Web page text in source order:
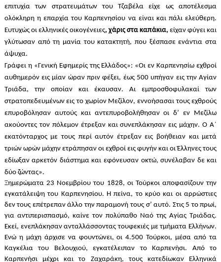
επιτυχία των στρατευμάτων του Τζαβέλα είχε ως αποτέλεσμα
ολόκληρη η επαρχία του Καρπενησίου να είναι και πάλι ελεύθερη.
Ευτυχώς οι ελληνικές οικογένειες, χάρις στα καπάκια, είχαν φύγει και
γλύτωσαν από τη μανία του κατακτητή, που ξέσπασε ενάντια στα
άψυχα.
Γράφει η «Γενική Εφημερίς της Ελλάδος»: «Οι εν Καρπενησίω εχθροί
αυθημερόν εις μίαν ώραν πριν φέξει, έως 500 υπήγαν εις την Αγίαν
Τριάδα, την οποίαν και έκαυσαν. Αι εμπροσθοφυλακαί των
στρατοπεδευμένων εις το χωρίον Μεζίλον, εννοήσασαι τους εχθρούς
επυροβόλησαν αυτούς και αντεπυροβολήθησαν οι δ’ εν Μεζίλω
ακούοντες τον πόλεμον έτρεξαν και συνεπλάκησαν εις μάχην. Ο Α΄
εκατόνταρχος με τους περί αυτόν έτρεξαν εις βοήθειαν και μετά
τριών ωρών μάχην ετράπησαν οι εχθροί εις φυγήν και οι Έλληνες τους
εδίωξαν αρκετόν διάστημα και εφόνευσαν οκτώ, συνέλαβαν δε και
δύο ζώντας».
Ξημερώματα 23 Νοεμβρίου του 1828, οι Τούρκοι αποφασίζουν την
εγκατάλειψη του Καρπενησίου. Η πείνα, το κρύο και οι αρρώστιες
δεν τους επέτρεπαν άλλο την παραμονή τους σ’ αυτό. Στις 5 το πρωί,
για αντιπερισπασμό, καίνε τον πολύπαθο Ναό της Αγίας Τριάδας.
Εκεί, ενεπλάκησαν ανταλλάσσοντας τουφεκιές με τμήματα Ελλήνων.
Ενώ η μάχη άρχισε να φουντώνει, οι 4.500 Τούρκοι, μέσα από τα
Καγκέλια του Βελουχιού, εγκατέλειπαν το Καρπενήσι. Από το
Καρπενήσι μέχρι και το Ζαχαράκη, τους κατεδίωκαν Ελληνικά